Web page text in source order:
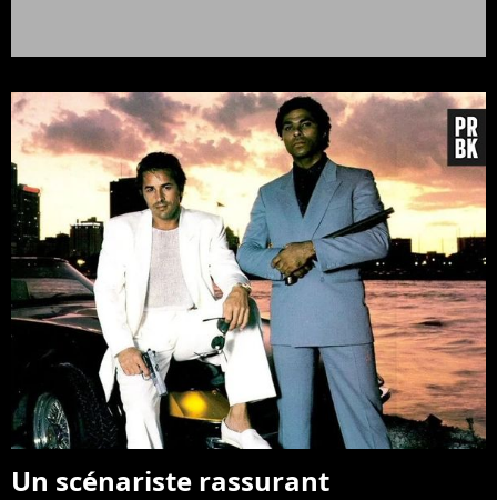
Un scénariste rassurant